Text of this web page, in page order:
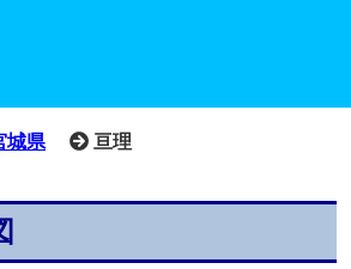
城県 亘理